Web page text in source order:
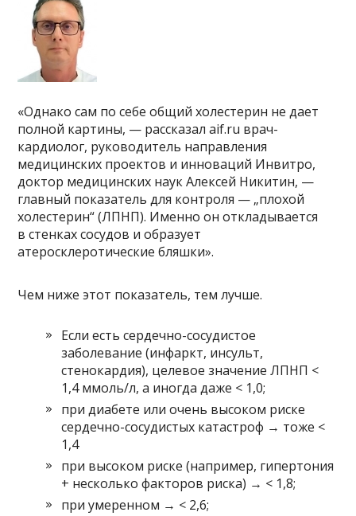
«Однако сам по себе общий холестерин не дает
полной картины, — рассказал aif.ru врач-
кардиолог, руководитель направления
медицинских проектов и инноваций Инвитро,
доктор медицинских наук Алексей Никитин, —
главный показатель для контроля — „плохой
холестерин“ (ЛПНП). Именно он откладывается
в стенках сосудов и образует
атеросклеротические бляшки».
Чем ниже этот показатель, тем лучше.
Если есть сердечно-сосудистое
заболевание (инфаркт, инсульт,
стенокардия), целевое значение ЛПНП <
1,4 ммоль/л, а иногда даже < 1,0;
при диабете или очень высоком риске
сердечно-сосудистых катастроф → тоже <
1,4
при высоком риске (например, гипертония
+ несколько факторов риска) → < 1,8;
при умеренном → < 2,6;